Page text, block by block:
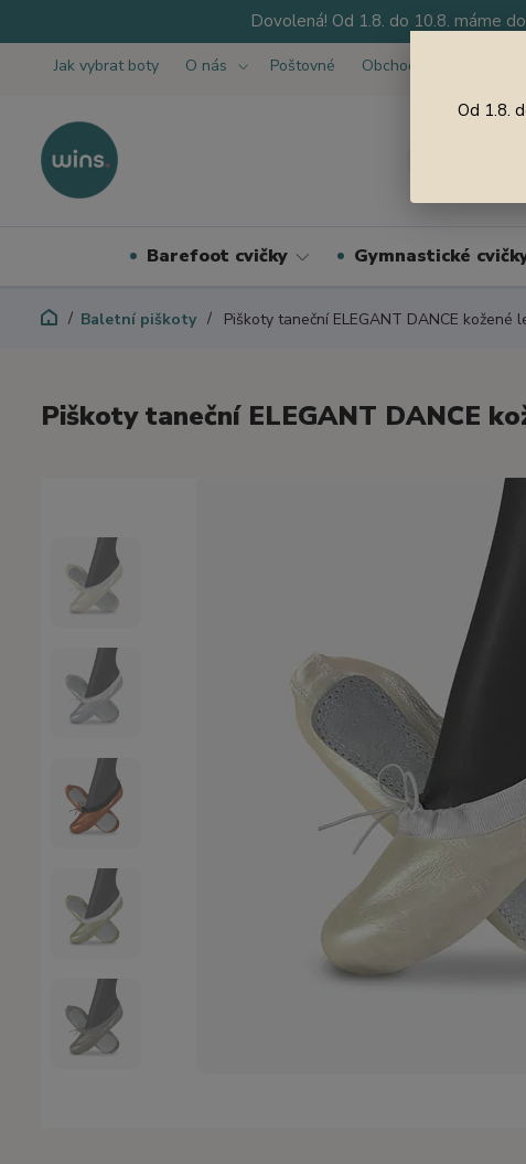
Dovolená! Od 1.8. do 10.8. máme
Jak vybrat boty O nás Poštovné Obchodní podmínky
Barefoot cvičky Gymnastické
Baletní piškoty Piškoty taneční ELEGANT DANCE
Piškoty taneční ELEGANT DANCE
Od 1.8.